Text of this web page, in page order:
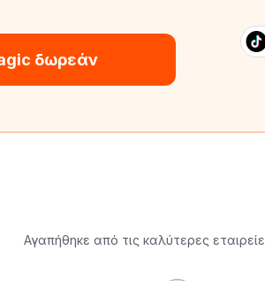
δωρεάν
Αγαπήθηκε από τις καλύτερες